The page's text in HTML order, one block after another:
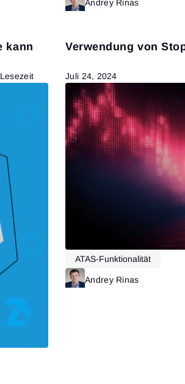
Andrey Rinas
kann
Verwendung von
Juli 24, 2024
ATAS-Funktionalität
Andrey Rinas